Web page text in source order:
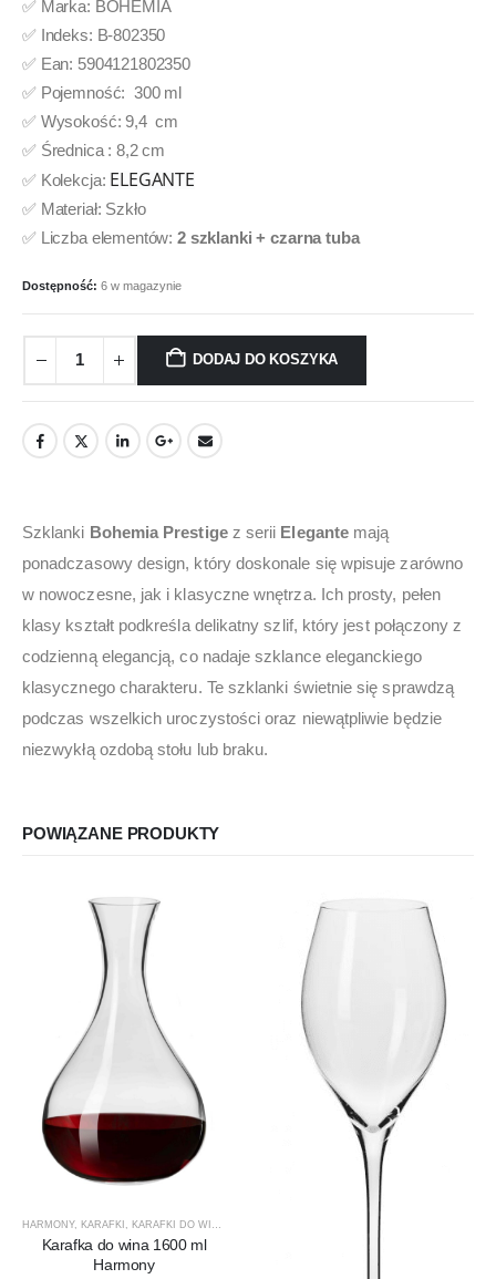
✅ Marka: BOHEMIA
✅ Indeks: B-802350
✅ Ean: 5904121802350
✅ Pojemność: 300 ml
✅ Wysokość: 9,4 cm
✅ Średnica : 8,2 cm
✅ Kolekcja: ELEGANTE
✅ Materiał: Szkło
✅ Liczba elementów:2 szklanki + czarna tuba
Dostępność: 6 w magazynie
DODAJ DO KOSZYKA
Szklanki Bohemia Prestige z serii Elegantemają
ponadczasowy design, który doskonale się wpisuje zarówno
w nowoczesne, jak i klasyczne wnętrza. Ich prosty, pełen
klasy kształt podkreśla delikatny szlif, który jest połączony z
codzienną elegancją, co nadaje szklance eleganckiego
klasycznego charakteru. Te szklanki świetnie się sprawdzą
podczas wszelkich uroczystości oraz niewątpliwie będzie
niezwykłą ozdobą stołu lub braku.
POWIĄZANE PRODUKTY
HARMONY, KARAFKI , KARAFKI DO WINA
Karafka do wina 1600 ml
Harmony